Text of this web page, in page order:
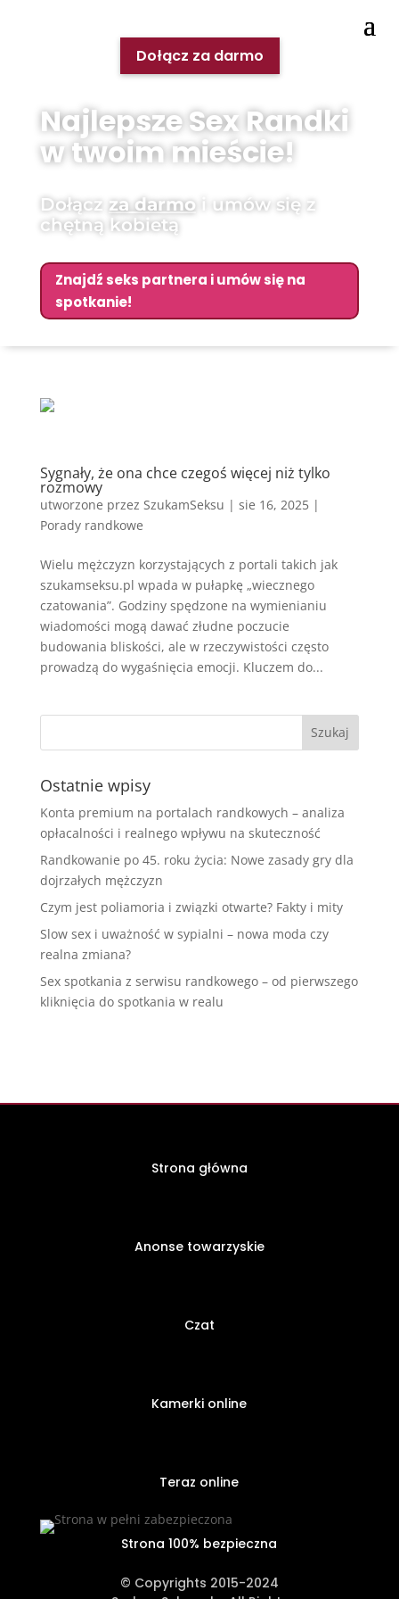
Dołącz za darmo
Najlepsze Sex Randki
w twoim mieście!
Dołącz za darmoi umów się z
chętną kobietą
Znajdź seks partnera i umów się na
spotkanie!
Sygnały, że ona chce czegoś więcej niż tylko
rozmowy
utworzone przez SzukamSeksu | sie 16, 2025|
Porady randkowe
Wielu mężczyzn korzystających z portali takich jak
szukamseksu.pl wpada w pułapkę „wiecznego
czatowania”. Godziny spędzone na wymienianiu
wiadomości mogą dawać złudne poczucie
budowania bliskości, ale w rzeczywistości często
prowadzą do wygaśnięcia emocji. Kluczem do...
Ostatnie wpisy
Konta premium na portalach randkowych – analiza
opłacalności i realnego wpływu na skuteczność
Randkowanie po 45. roku życia: Nowe zasady gry dla
dojrzałych mężczyzn
Czym jest poliamoria i związki otwarte? Fakty i mity
Slow sex i uważność w sypialni – nowa moda czy
realna zmiana?
Sex spotkania z serwisu randkowego – od pierwszego
kliknięcia do spotkania w realu
Strona główna
Anonse towarzyskie
Czat
Kamerki online
Teraz online
Strona 100% bezpieczna
© Copyrights 2015-2024